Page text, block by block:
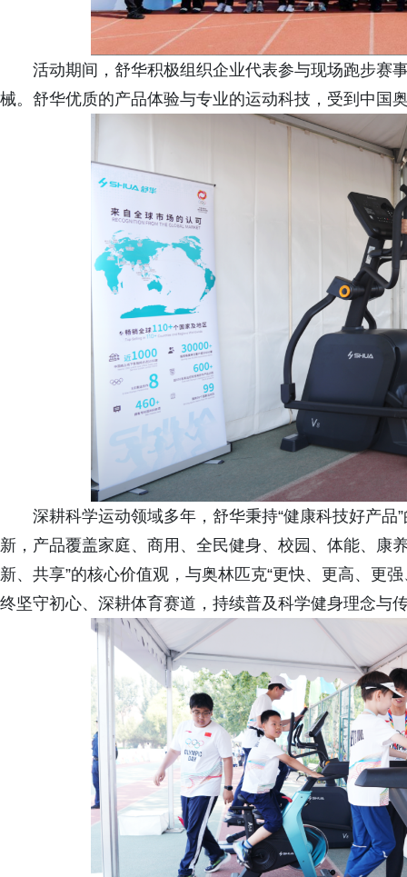
活动期间，舒华积极组织企业代表参与现场跑步赛
械。舒华优质的产品体验与专业的运动科技，受到中国
深耕科学运动领域多年，舒华秉持“健康科技好产
新，产品覆盖家庭、商用、全民健身、校园、体能、康
新、共享”的核心价值观，与奥林匹克“更快、更高、更
终坚守初心、深耕体育赛道，持续普及科学健身理念与